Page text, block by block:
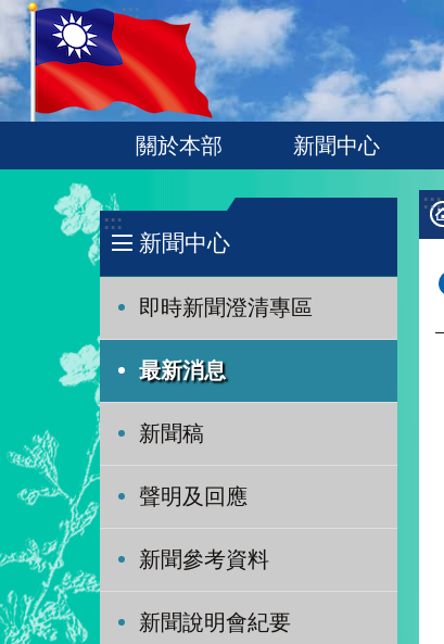
跳到主要內容區塊
:::
關於本部 新聞中心
:::
新聞中心
即時新聞澄清專區
最新消息
新聞稿
聲明及回應
新聞參考資料
新聞說明會紀要
:::